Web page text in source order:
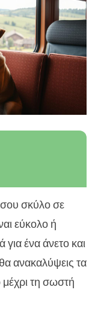
σε τρένο
τρένο
ταξίδι
σκύλο σε
εύκολο ή
ένα άνετο και
ανακαλύψεις τα
τη σωστή